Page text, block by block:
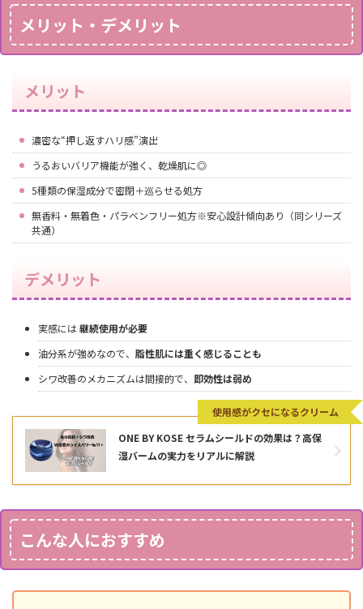
メリット・デメリット
メリット
濃密な“押し返すハリ感”演出
うるおいバリア機能が強く、乾燥肌に◎
5種類の保湿成分で密閉＋巡らせる処方
無香料・無着色・パラベンフリー処方※安心設計傾向あり（同シリーズ
共通）
デメリット
実感には継続使用が必要
油分系が強めなので、 脂性肌には重く感じることも
シワ改善のメカニズムは間接的で、 即効性は弱め
ONE BY KOSE セラムシールドの効果は？高保
湿バームの実力をリアルに解説
使用感がクセになるクリーム
こんな人におすすめ